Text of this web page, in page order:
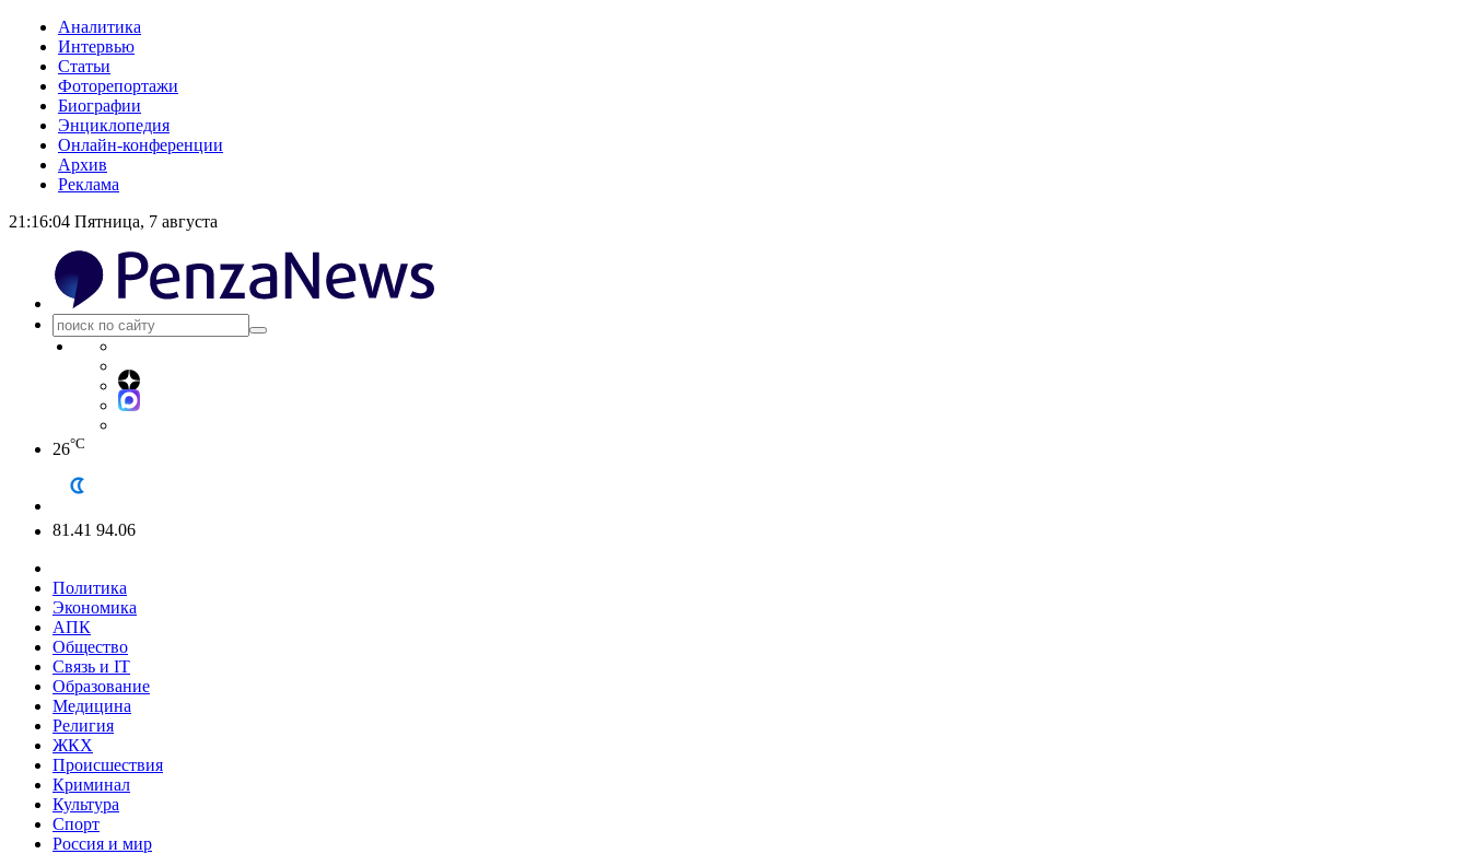
Аналитика
Интервью
Статьи
Фоторепортажи
Биографии
Энциклопедия
Онлайн-конференции
Архив
Реклама
21:16:04 Пятница, 7 августа
26°C
81.41 94.06
Политика
Экономика
АПК
Общество
Связь и IT
Образование
Медицина
Религия
ЖКХ
Происшествия
Криминал
Культура
Спорт
Россия и мир